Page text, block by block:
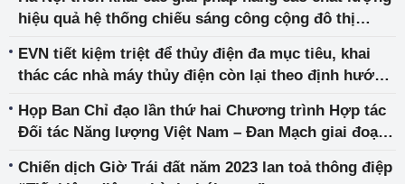
hiệu quả hệ thống chiếu sáng công cộng đô thị
EVN tiết kiệm triệt để thủy điện đa mục tiêu, khai
thác các nhà máy thủy điện còn lại theo định hướng
Họp Ban Chỉ đạo lần thứ hai Chương trình Hợp tác
Đối tác Năng lượng Việt Nam – Đan Mạch giai đoạn
Chiến dịch Giờ Trái đất năm 2023 lan toả thông điệp